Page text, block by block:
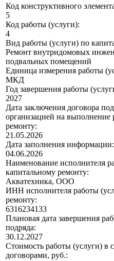
Код конструктивного
5
Код работы (услуги):
4
Вид работы (услуги) по
Ремонт внутридомовых
подвальных помещений
Единица измерения работы
МКД
Год завершения работы
2027
Дата заключения договора
организацией на выполнение
ремонту:
21.05.2026
Дата заполнения информации:
04.06.2026
Наименование исполнителя
капитальному ремонту:
Акватехника, ООО
ИНН исполнителя работы
ремонту:
6316234133
Плановая дата завершения
подряда:
30.12.2027
Стоимость работы (услуги) в
договорами, руб.: